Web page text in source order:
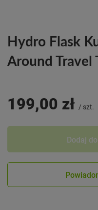
Hydro Flask
Around Travel
199,00 zł / szt.
Dodaj